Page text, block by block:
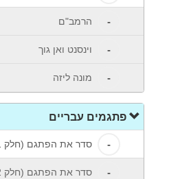
- הרמב"ם
- וינסנט ואן גוך
- מונה ליזה
פתגמים עבריים
- סדר את הפתגם (חלק 1)
- סדר את הפתגם (חלק 2)